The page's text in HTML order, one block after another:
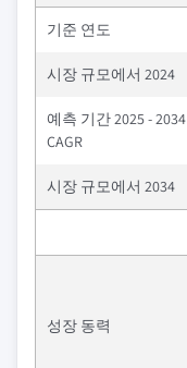
기준 연도
시장 규모에서 2024
예측 기간 2025 - 2034
CAGR
시장 규모에서 2034
성장 동력